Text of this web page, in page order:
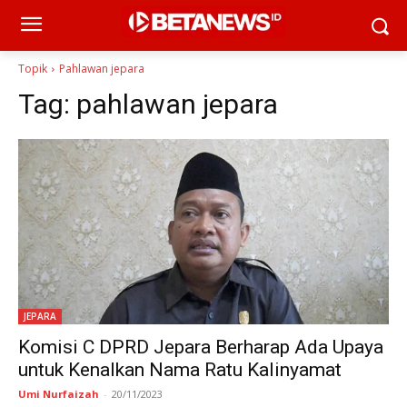
Topik Pahlawan jepara
Tag: pahlawan jepara
JEPARA
Komisi C DPRD Jepara Berharap Ada Upaya
untuk Kenalkan Nama Ratu Kalinyamat
Umi Nurfaizah - 20/11/2023